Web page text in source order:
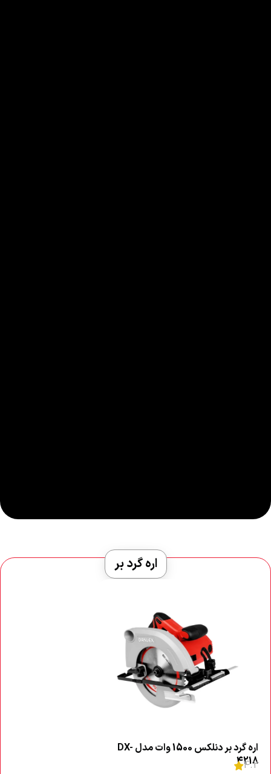
اره گرد بر
اره گرد بر دنلکس 1500 وات مدل DX-
4218
4.2